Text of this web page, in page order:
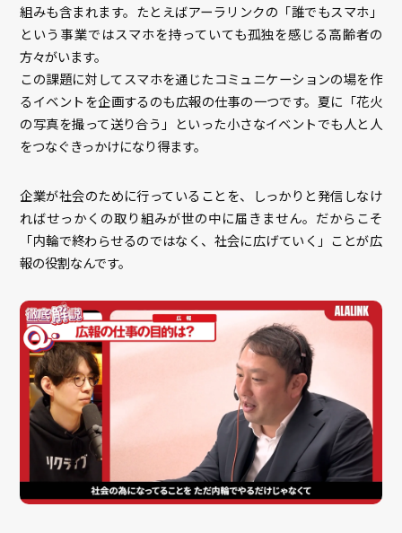
組みも含まれます。たとえばアーラリンクの「誰でもスマホ」
という事業ではスマホを持っていても孤独を感じる高齢者の
方々がいます。
この課題に対してスマホを通じたコミュニケーションの場を作
るイベントを企画するのも広報の仕事の一つです。夏に「花火
の写真を撮って送り合う」といった小さなイベントでも人と人
をつなぐきっかけになり得ます。
企業が社会のために行っていることを、しっかりと発信しなけ
ればせっかくの取り組みが世の中に届きません。だからこそ
「内輪で終わらせるのではなく、社会に広げていく」ことが広
報の役割なんです。